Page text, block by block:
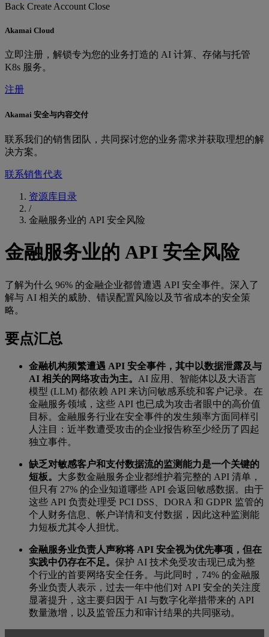
Back Create Account Close
Akamai Cloud
立即注册，解锁专为您的业务打造的 AI 计算、存储与托管
K8s 服务。
注册
Akamai 安全与内容交付
联系我们的销售团队，共同探讨您的业务需求并获取理想的解
决方案。
联系销售代表
资源库目录
/
金融服务业的 API 安全风险
金融服务业的 API 安全风险
了解为什么 96% 的金融企业都曾遭遇 API 安全事件。深入了
解与 AI 相关的威胁、错误配置风险以及节省成本的安全策
略。
要点汇总
金融机构频繁遭遇 API 安全事件，其中以数据泄露及与
AI 相关的网络攻击为主。 AI 应用、智能体以及大语言
模型 (LLM) 都依赖 API 来访问敏感系统和客户记录。在
金融服务领域，这些 API 也已成为攻击者眼中的高价值
目标。金融服务行业在安全事件的发生频率方面同样引
人注目：近半数遭受攻击的企业报告称至少经历了四起
独立事件。
缺乏对敏感客户和支付数据流的监测能力是一个关键的
短板。 大多数金融服务企业都维护着完整的 API 清单，
但只有 27% 的企业知道哪些 API 会返回敏感数据。由于
这些 API 负责处理受 PCI DSS、DORA 和 GDPR 监管的
个人财务信息、帐户详情和支付数据，因此这种监测能
力短板尤其令人担忧。
金融服务业负责人声称将 API 安全视为优先事项，但在
实践中仍存在不足。 保护 AI 技术免受攻击现已成为整
个行业的首要网络安全任务。与此同时，74% 的金融服
务业负责人表示，过去一年中他们对 API 安全的关注度
显著提升，这主要归因于 AI 与数字化举措带来的 API
数量激增，以及监管压力和审计结果的共同驱动。